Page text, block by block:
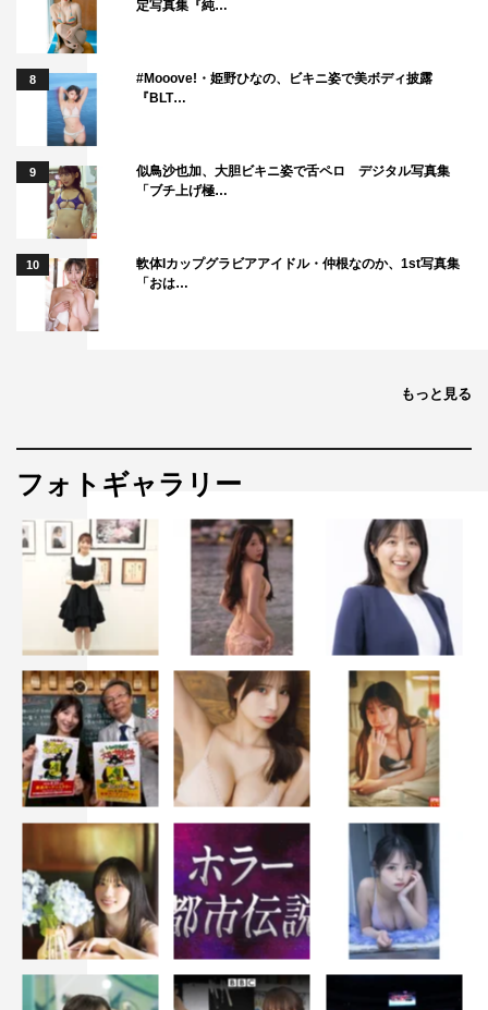
が、その直後、世界各国で新型コロナウイルスが蔓延し飲
外ではなく、生き残りのため大手企業傘下のフードコンサ
ルティング企業「NEXマネジメント」と資本提携を結び、
しかし、倫子は店を維持することばかりを考えて料理への
純粋な情熱を忘れてしまったようだった。見栄えだけの料
し、ついに全ての星を失ってしまった。
一方、パリに行ったはずの尾花夏樹（木村拓哉）は姿を消
し、連絡が途絶えていた。
決断したことに責任を感じていた。契約上受けざるを得な
界トップレストランにノミネートされると噂になってい
た、一日一組限定のフレンチレストラン「メイユール京
都」を訪れる。コース料理を食べすすめていくと、倫子は
その店に尾花がいることを確信する。
音信不通だった尾花が日本に戻って来た目的とは。全ての
星を失ってしまった「グランメゾン東京」は、もう一度立
ち上がることができるのか。
番組情報
スペシャルドラマ『グランメゾン東京』
TBS系
2024年12月29日（日）午後9時
＜出演者＞
木村拓哉、鈴木京香、玉森裕太（Kis-My-Ft2）、寛 一
郎、朝倉あき、吉谷彩子、窪田正孝、北村一輝、尾上菊之
助、冨永愛、中村アン、及川光博、沢村一樹
定写真集『純…
8
#Mooove!・姫野ひなの、ビキニ姿で美ボディ披露
『BLT…
9
似鳥沙也加、大胆ビキニ姿で舌ペロ デジタル写真集
「ブチ上げ極…
10
軟体Iカップグラビアアイドル・仲根なのか、1st写真集
「おは…
もっと見る
フォトギャラリー